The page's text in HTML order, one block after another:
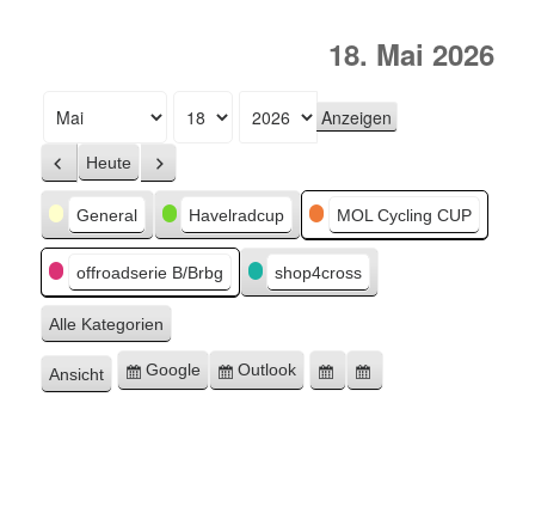
18. Mai 2026
Monat
Tag
Jahr
Zurück
Heute Weiter
Kategorien
General Havelradcup MOL Cycling CUP
offroadserie B/Brbg shop4cross
Alle Kategorien
Ansicht ausdrucken
Eintragen
Google
Eintragen
Outlook
Google-